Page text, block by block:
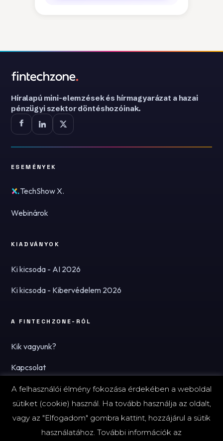
Híralapú mini-elemzések és hírmagyarázat a hazai
pénzügyi szektor döntéshozóinak.
ESEMÉNYEK
TechShow X.
Webinárok
KIADVÁNYOK
Ki kicsoda - AI 2026
Ki kicsoda - Kibervédelem 2026
A FINTECHZONE-RÓL
Kik vagyunk?
Kapcsolat
Hírlevél
A felhasználói élmény fokozása érdekében a weboldal
sütiket (cookie) használ. Ha tovább használja az oldalt,
vagy az "Elfogadom" gombra kattint, hozzájárul a sütik
használatához. További információk az